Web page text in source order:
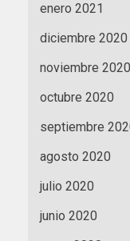
enero 2021
diciembre 2020
noviembre 2020
octubre 2020
septiembre
agosto 2020
julio 2020
junio 2020